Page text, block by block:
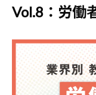
Vol.8：労働